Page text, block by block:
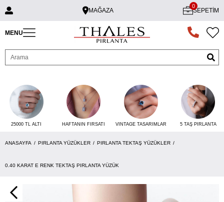
MAĞAZA SEPETIM
0
MENU
25000 TL ALTI HAFTANIN FIRSATI VINTAGE TASARIMLAR 5 TAŞ PIRLANTA
ANASAYFA PIRLANTA YÜZÜKLER PIRLANTA TEKTAŞ YÜZÜKLER
0.40 KARAT E RENK TEKTAŞ PIRLANTA YÜZÜK